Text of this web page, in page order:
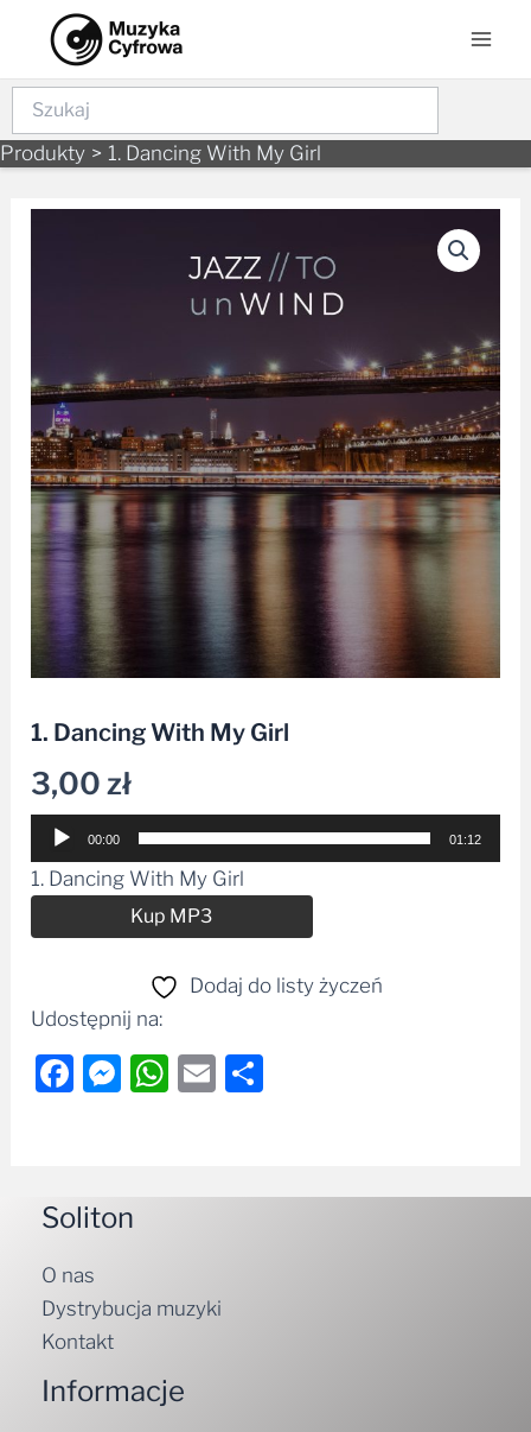
content
Szukaj
Produkty 1. Dancing With My Girl
1. Dancing With My Girl
3,00zł
Odtwarzacz
plików
dźwiękowych
00:00 01:12
1. Dancing With My Girl
Kup MP3
Dodaj do listy życzeń
Udostępnij na:
Facebook
Messenger
WhatsApp
Email
Soliton
O nas
Dystrybucja muzyki
Kontakt
Informacje